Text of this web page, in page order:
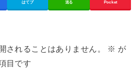
はてブ 送る Pocket
されることはありません。 ※ が
目です